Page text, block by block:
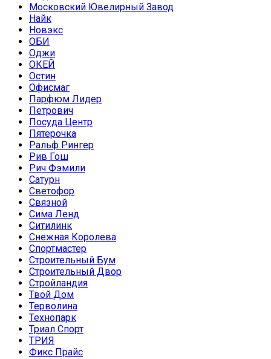
Московский Ювелирный Завод
Найк
Новэкс
ОБИ
Оджи
ОКЕЙ
Остин
Офисмаг
Парфюм Лидер
Петрович
Посуда Центр
Пятерочка
Ральф Рингер
Рив Гош
Рич Фэмили
Сатурн
Светофор
Связной
Сима Ленд
Ситилинк
Снежная Королева
Спортмастер
Строительный Бум
Строительный Двор
Стройландия
Твой Дом
Терволина
Технопарк
Триал Спорт
ТРИЯ
Фикс Прайс